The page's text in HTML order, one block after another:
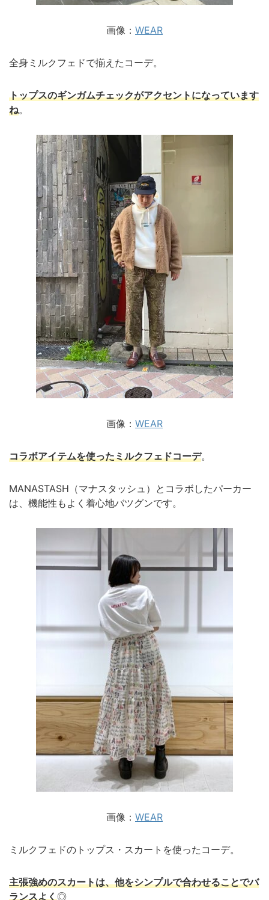
画像： WEAR
全身ミルクフェドで揃えたコーデ。
トップスのギンガムチェックがアクセントになっています
ね。
画像： WEAR
コラボアイテムを使ったミルクフェドコーデ。
MANASTASH（マナスタッシュ）とコラボしたパーカー
は、機能性もよく着心地バツグンです。
画像： WEAR
ミルクフェドのトップス・スカートを使ったコーデ。
主張強めのスカートは、他をシンプルで合わせることでバ
ランスよく◎